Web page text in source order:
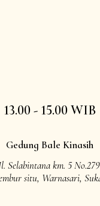
13.00 - 15.00 WIB
Gedung Bale Kinasih
Selabintana km. 5
situ, Warnasari,